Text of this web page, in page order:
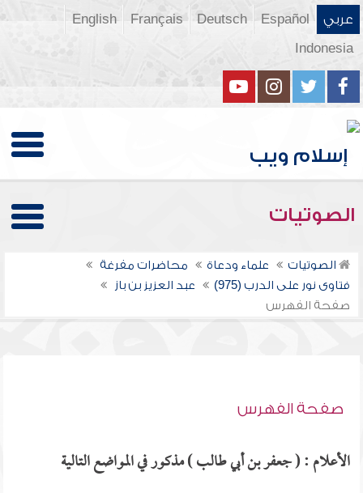
عربي Español
Deutsch
Français
English
Indonesia
الصوتيات
الصوتيات علماء ودعاة
محاضرات مفرغة
فتاوى نور على الدرب (975)
عبد العزيز بن باز
صفحة الفهرس
صفحة الفهرس
الأعلام : ( جعفر بن أبي طالب ) مذكور في المواضع التالية